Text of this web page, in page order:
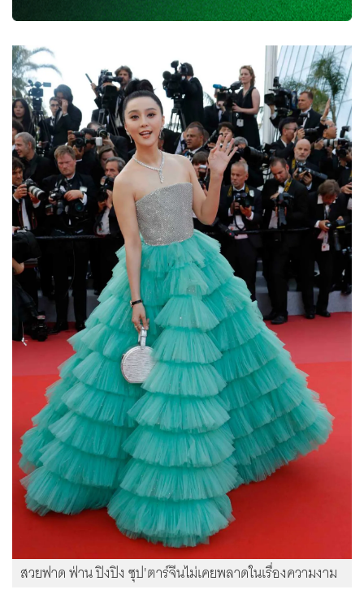
สวยฟาด ฟ่าน ปิงปิง ซุป'ตาร์จีนไม่เคยพลาดในเรื่องความงาม